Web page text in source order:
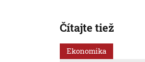
Čítajte tiež
Ekonomika